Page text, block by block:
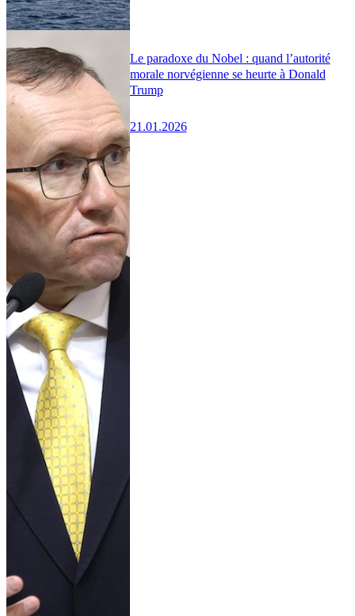
Le paradoxe du Nobel : quand l’autorité
morale norvégienne se heurte à Donald
Trump
21.01.2026